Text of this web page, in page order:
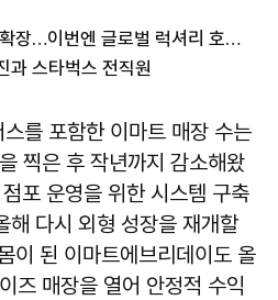
신세계 정용진의 신사업 확장…이번엔 글로벌 럭셔리 호텔 개발
과 스타벅스 전직원
를 포함한 이마트 매장 수는
찍은 후 작년까지 감소해왔
포 운영을 위한 시스템 구축
해 다시 외형 성장을 재개할
이 된 이마트에브리데이도 올
즈 매장을 열어 안정적 수익